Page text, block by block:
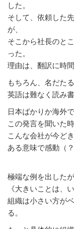
した。
そして、依頼した
が、
そこから社長のと
った。
理由は、翻訳に時
もちろん、名だた
英語は難なく読み
日本ばかりか海外
この発言を聞いた
こんな会社が今ど
ある意味で感動（
極端な例を出したが
《大きいことは、
組織は小さい方が
る。